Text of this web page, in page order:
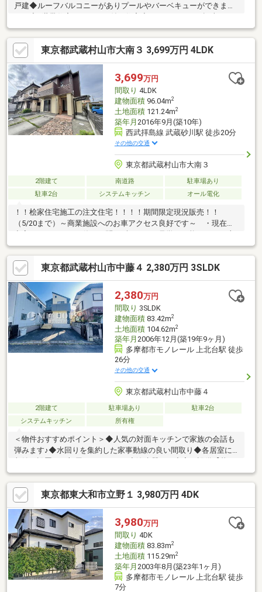
戸建◆ルーフバルコニーがありプールやバーベキューができま
イクや大切な車を保管可能◆1.2階には納戸とWICなど、収納が豊
富です◆カースペース4台駐車可能◇第7小学校 徒歩11分◇第5
中学校 徒歩16分
東京都武蔵村山市大南３ 3,699万円 4LDK
3,699万円
間取り 4LDK
建物面積96.04m2
土地面積121.24m2
築年月 2016年9月(築10年)
西武拝島線 武蔵砂川駅 徒歩20分
その他の交通
東京都武蔵村山市大南３
2階建て 南道路
駐車場あり
駐車2台
システムキッチン オール電化
！！桧家住宅施工の注文住宅！！！！期間限定現況販売！！
（5/20まで）～商業施設へのお車アクセス良好です～ ・現在は
空室のため、平日・休日を問わずいつでも見学が可能です ・土
地36坪とゆとりある広さ ・4LDKどんなご家庭にも対応できる広
さです ・南向きのリビングは太陽の光が差し込む明るい空間で
す ・全室収納、小屋裏収納 収納力の高い住宅です【資料請
求】【見学予約】結びエステートまでお気軽にお電話ください！
TEL042-510-9183
東京都武蔵村山市中藤４ 2,380万円 3SLDK
2,380万円
間取り 3SLDK
建物面積83.42m2
土地面積104.62m2
築年月 2006年12月(築19年9ヶ月)
多摩都市モノレール 上北台駅 徒歩
26分
その他の交通
東京都武蔵村山市中藤４
2階建て 駐車場あり
駐車2台
システムキッチン
所有権
＜物件おすすめポイント＞◆人気の対面キッチンで家族の会話も
弾みます♪◆水回りを集約した家事動線の良い間取り◆各居室に
しやすい住環境】◇緑豊かな環境のもと、のびのびと子育てが出
来ます◇上北第駅まで徒歩約26分、立川や都心へのアクセスもス
ムーズです◇駅周辺に大型商業施設が集約されているため、買い
物利便性も優れています□第3小学校 □第3中学校 自己資金は０円
でも大丈夫かしら？お家を購入する際どんな費用が必要？月々い
くらくらい？など、具体的な資金計画もお任せ下さい。
東京都東大和市立野１ 3,980万円 4DK
3,980万円
間取り 4DK
建物面積83.83m2
土地面積115.29m2
築年月 2003年8月(築23年1ヶ月)
多摩都市モノレール 上北台駅 徒歩
7分